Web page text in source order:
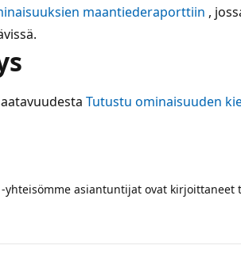
maantiederaporttiin ,
Tutustu ominaisuuden
yhteisömme asiantuntijat ovat kirjoittaneet